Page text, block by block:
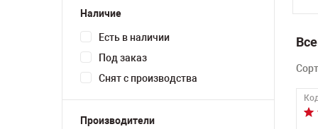
Наличие
Есть в наличии
Под заказ
Снят с производства
Производители